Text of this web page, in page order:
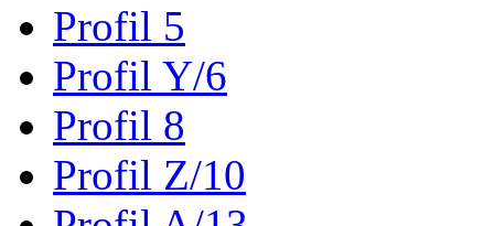
Profil 5
Profil Y/6
Profil 8
Profil Z/10